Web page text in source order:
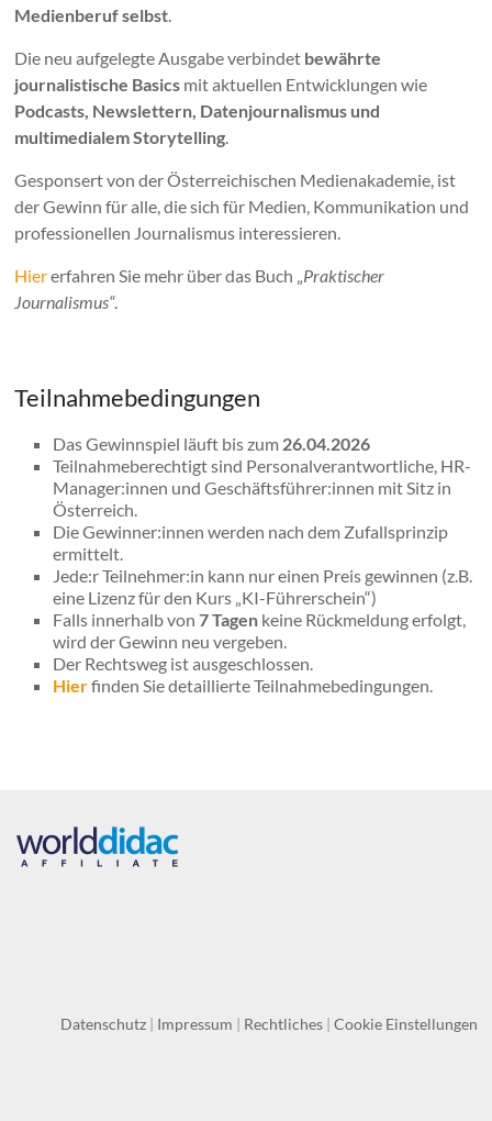
Medienberuf selbst
Die neu aufgelegte Ausgabe verbindet bewährte
journalistische Basics mit aktuellen Entwicklungen wie
Podcasts, Newslettern, Datenjournalismus und
multimedialem Storytelling
Gesponsert von der Österreichischen Medienakademie, ist
der Gewinn für alle, die sich für Medien, Kommunikation und
professionellen Journalismus interessieren.
Hiererfahren Sie mehr über das Buch „ Praktischer
Journalismus“.
Teilnahmebedingungen
Das Gewinnspiel läuft bis zum 26.04.2026
Teilnahmeberechtigt sind Personalverantwortliche, HR-
Manager:innen und Geschäftsführer:innen mit Sitz in
Österreich.
Die Gewinner:innen werden nach dem Zufallsprinzip
ermittelt.
Jede:r Teilnehmer:in kann nur einen Preis gewinnen (z.B.
eine Lizenz für den Kurs „KI-Führerschein“)
Falls innerhalb von7 Tagen keine Rückmeldung erfolgt,
wird der Gewinn neu vergeben.
Der Rechtsweg ist ausgeschlossen.
Hierfinden Sie detaillierte Teilnahmebedingungen.
Datenschutz| Impressum | Rechtliches| Cookie Einstellungen